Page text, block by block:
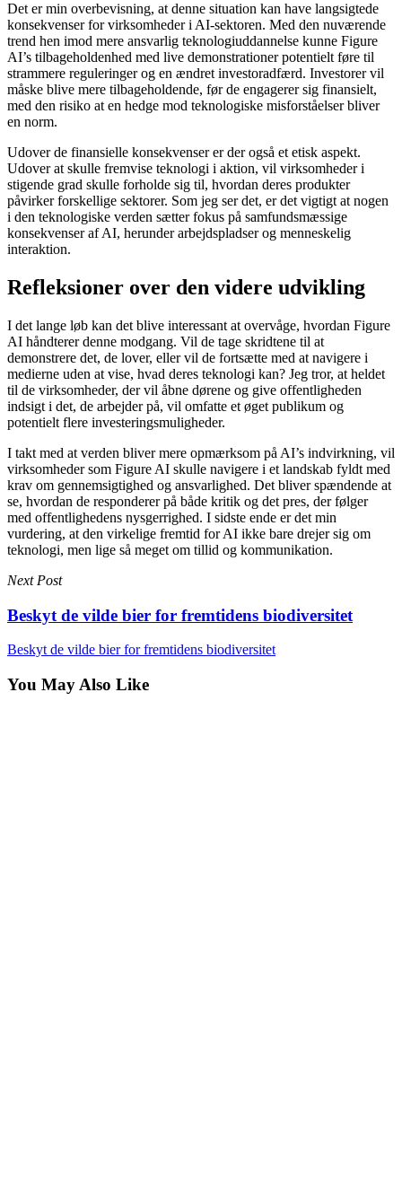
Det er min overbevisning, at denne situation kan have langsigtede
konsekvenser for virksomheder i AI-sektoren. Med den nuværende
trend hen imod mere ansvarlig teknologiuddannelse kunne Figure
AI’s tilbageholdenhed med live demonstrationer potentielt føre til
strammere reguleringer og en ændret investoradfærd. Investorer vil
måske blive mere tilbageholdende, før de engagerer sig finansielt,
med den risiko at en hedge mod teknologiske misforståelser bliver
en norm.
Udover de finansielle konsekvenser er der også et etisk aspekt.
Udover at skulle fremvise teknologi i aktion, vil virksomheder i
stigende grad skulle forholde sig til, hvordan deres produkter
påvirker forskellige sektorer. Som jeg ser det, er det vigtigt at nogen
i den teknologiske verden sætter fokus på samfundsmæssige
konsekvenser af AI, herunder arbejdspladser og menneskelig
interaktion.
Refleksioner over den videre udvikling
I det lange løb kan det blive interessant at overvåge, hvordan Figure
AI håndterer denne modgang. Vil de tage skridtene til at
demonstrere det, de lover, eller vil de fortsætte med at navigere i
medierne uden at vise, hvad deres teknologi kan? Jeg tror, at heldet
til de virksomheder, der vil åbne dørene og give offentligheden
indsigt i det, de arbejder på, vil omfatte et øget publikum og
potentielt flere investeringsmuligheder.
I takt med at verden bliver mere opmærksom på AI’s indvirkning, vil
virksomheder som Figure AI skulle navigere i et landskab fyldt med
krav om gennemsigtighed og ansvarlighed. Det bliver spændende at
se, hvordan de responderer på både kritik og det pres, der følger
med offentlighedens nysgerrighed. I sidste ende er det min
vurdering, at den virkelige fremtid for AI ikke bare drejer sig om
teknologi, men lige så meget om tillid og kommunikation.
Next Post
Beskyt de vilde bier for fremtidens biodiversitet
Beskyt de vilde bier for fremtidens biodiversitet
You May Also Like